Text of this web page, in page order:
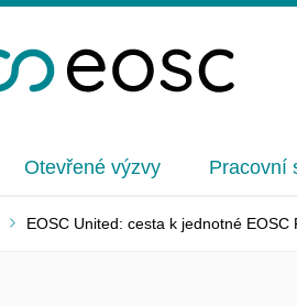
Otevřené výzvy Pracovní
EOSC United: cesta k jednotné